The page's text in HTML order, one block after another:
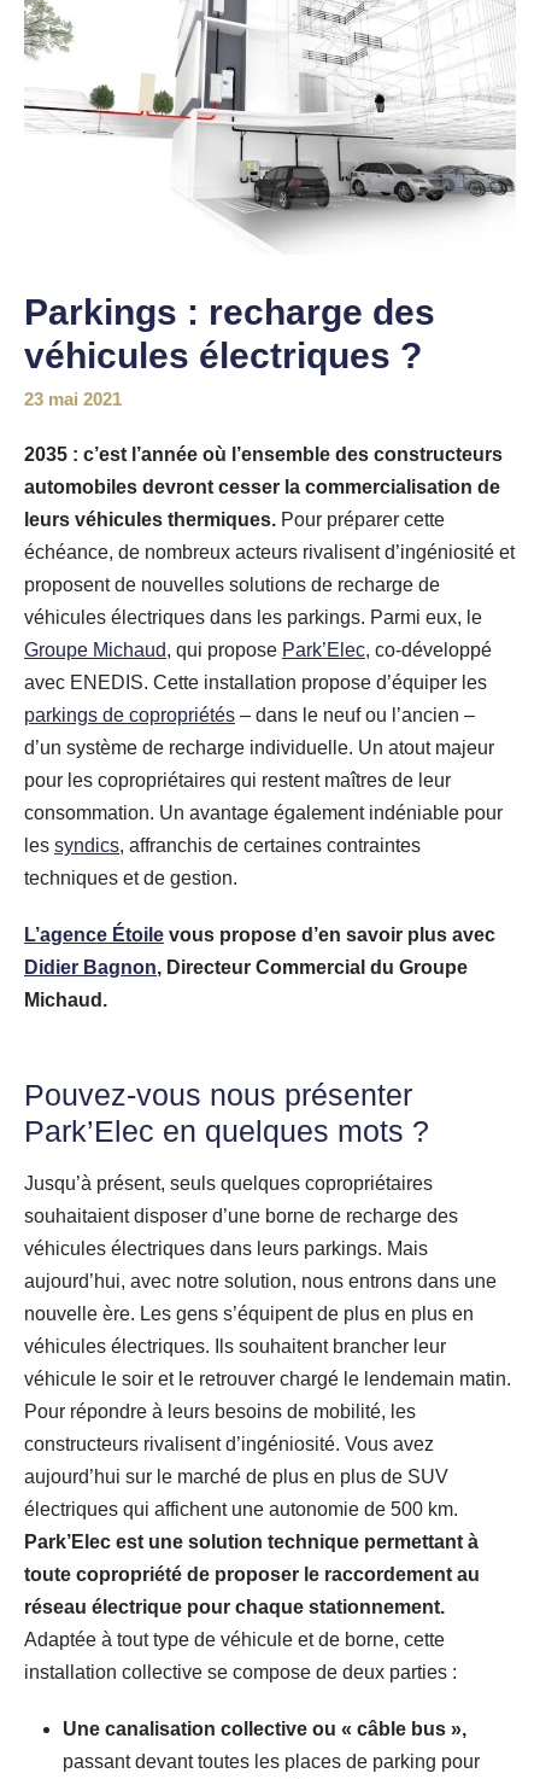
Parkings : recharge des
véhicules électriques ?
23 mai 2021
2035 : c’est l’année où l’ensemble des constructeurs
automobiles devront cesser la commercialisation de
leurs véhicules thermiques. Pour préparer cette
échéance, de nombreux acteurs rivalisent d’ingéniosité et
proposent de nouvelles solutions de recharge de
véhicules électriques dans les parkings. Parmi eux, le
Groupe Michaud, qui propose Park’Elec, co-développé
avec ENEDIS. Cette installation propose d’équiper les
parkings de copropriétés – dans le neuf ou l’ancien –
d’un système de recharge individuelle. Un atout majeur
pour les copropriétaires qui restent maîtres de leur
consommation. Un avantage également indéniable pour
les syndics, affranchis de certaines contraintes
techniques et de gestion.
L’agence Étoile vous propose d’en savoir plus avec
Didier Bagnon, Directeur Commercial du Groupe
Michaud.
Pouvez-vous nous présenter
Park’Elec en quelques mots ?
Jusqu’à présent, seuls quelques copropriétaires
souhaitaient disposer d’une borne de recharge des
véhicules électriques dans leurs parkings. Mais
aujourd’hui, avec notre solution, nous entrons dans une
nouvelle ère. Les gens s’équipent de plus en plus en
véhicules électriques. Ils souhaitent brancher leur
véhicule le soir et le retrouver chargé le lendemain matin.
Pour répondre à leurs besoins de mobilité, les
constructeurs rivalisent d’ingéniosité. Vous avez
aujourd’hui sur le marché de plus en plus de SUV
électriques qui affichent une autonomie de 500 km.
Park’Elec est une solution technique permettant à
toute copropriété de proposer le raccordement au
réseau électrique pour chaque stationnement.
Adaptée à tout type de véhicule et de borne, cette
installation collective se compose de deux parties :
Une canalisation collective ou « câble bus »,
passant devant toutes les places de parking pour